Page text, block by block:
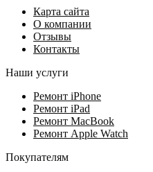
Карта сайта
О компании
Отзывы
Контакты
Наши услуги
Ремонт iPhone
Ремонт iPad
Ремонт MacBook
Ремонт Apple Watch
Покупателям